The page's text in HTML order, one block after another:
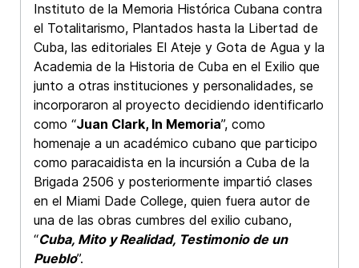
Instituto de la Memoria Histórica Cubana contra
el Totalitarismo, Plantados hasta la Libertad de
Cuba, las editoriales El Ateje y Gota de Agua y la
Academia de la Historia de Cuba en el Exilio que
junto a otras instituciones y personalidades, se
incorporaron al proyecto decidiendo identificarlo
como “Juan Clark, In Memoria”, como
homenaje a un académico cubano que participo
como paracaidista en la incursión a Cuba de la
Brigada 2506 y posteriormente impartió clases
en el Miami Dade College, quien fuera autor de
una de las obras cumbres del exilio cubano,
“Cuba, Mito y Realidad, Testimonio de un
Pueblo”.